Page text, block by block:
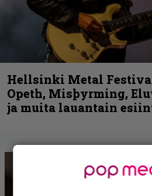
Hellsinki Metal
Opeth, Misþyrming,
ja muita lauantain